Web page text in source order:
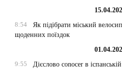
8:54
Як підібрати міський
щоденних поїздок
9:55
Дієслово conocer в